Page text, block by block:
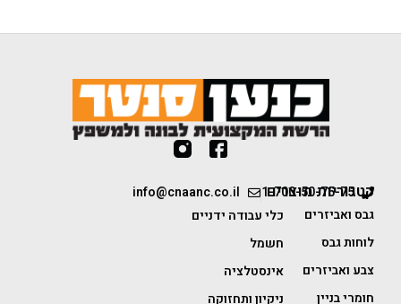
1-700-50-75-75
info@cnaanc.co.il קטגוריות מוצרים
גבס ואביזרים
לוחות גבס
צבע ואביזרים
חומרי בניין
כלי עבודה ידניים
חשמל
אינסטלציה
ניקיון ותחזוקה